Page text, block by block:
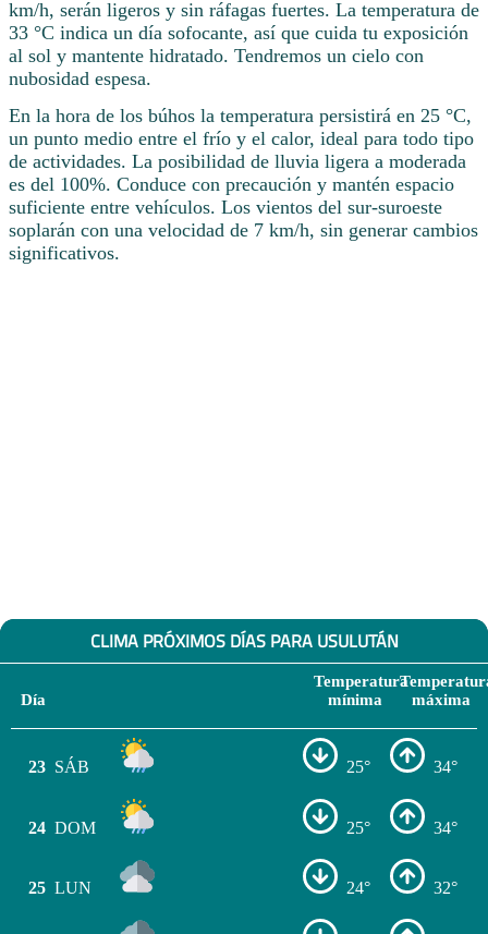
km/h, serán ligeros y sin ráfagas fuertes. La temperatura de
33 °C indica un día sofocante, así que cuida tu exposición
al sol y mantente hidratado. Tendremos un cielo con
nubosidad espesa.
En la hora de los búhos la temperatura persistirá en 25 °C,
un punto medio entre el frío y el calor, ideal para todo tipo
de actividades. La posibilidad de lluvia ligera a moderada
es del 100%. Conduce con precaución y mantén espacio
suficiente entre vehículos. Los vientos del sur-suroeste
soplarán con una velocidad de 7 km/h, sin generar cambios
significativos.
CLIMA PRÓXIMOS DÍAS PARA USULUTÁN
Día
Temperatura
mínima
máxima
23 SÁB 25° 34°
24 DOM 25° 34°
25 LUN 24° 32°